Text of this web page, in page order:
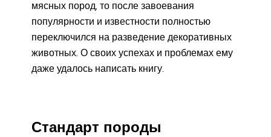
мясных пород, то после завоевания
популярности и известности полностью
переключился на разведение декоративных
животных. О своих успехах и проблемах ему
даже удалось написать книгу.
Стандарт породы